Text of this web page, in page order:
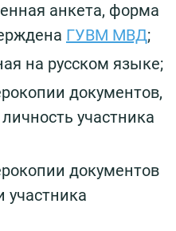
анкета, форма
ГУВМ МВД;
на русском языке;
документов,
участника
документов
участника